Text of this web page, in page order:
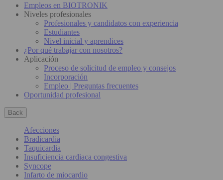
Empleos en BIOTRONIK
Niveles profesionales
Profesionales y candidatos con experiencia
Estudiantes
Nivel inicial y aprendices
¿Por qué trabajar con nosotros?
Aplicación
Proceso de solicitud de empleo y consejos
Incorporación
Empleo | Preguntas frecuentes
Oportunidad profesional
Back
Afecciones
Bradicardia
Taquicardia
Insuficiencia cardiaca congestiva
Syncope
Infarto de miocardio